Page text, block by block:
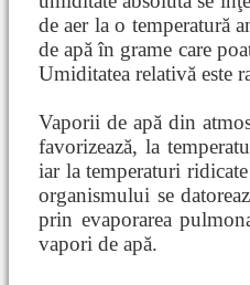
de aer la o temperatură
de apă în grame care
Umiditatea relativă este
Vaporii de apă din
favorizează, la
iar la temperaturi
organismului se
prin evaporarea
vapori de apă.